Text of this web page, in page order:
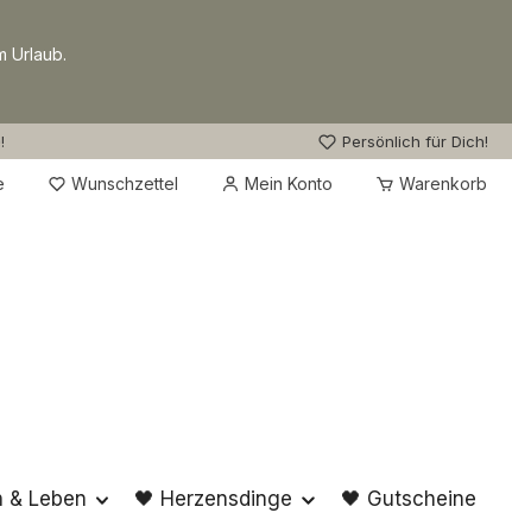
Urlaub.
Persönlich für Dich!
Wunschzettel Du hast 0 Produkte auf dem Merkzettel
Mein Konto Warenkorb
& Leben 🖤 Herzensdinge 🖤 Gutscheine